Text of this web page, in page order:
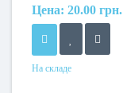
Цена: 20.00 грн.
На складе